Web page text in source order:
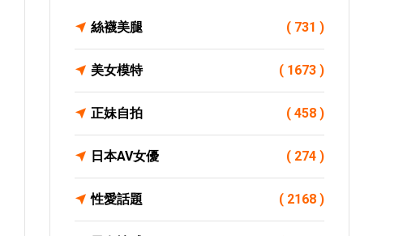
絲襪美腿 ( 731 )
美女模特 ( 1673 )
正妹自拍 ( 458 )
日本AV女優 ( 274 )
性愛話題 ( 2168 )